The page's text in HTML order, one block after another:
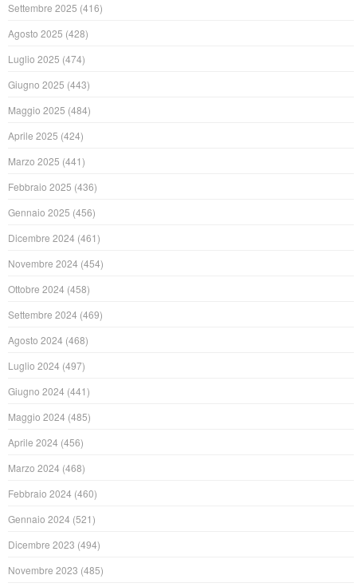
Settembre 2025 (416)
Agosto 2025 (428)
Luglio 2025 (474)
Giugno 2025 (443)
Maggio 2025 (484)
Aprile 2025 (424)
Marzo 2025 (441)
Febbraio 2025 (436)
Gennaio 2025 (456)
Dicembre 2024 (461)
Novembre 2024 (454)
Ottobre 2024 (458)
Settembre 2024 (469)
Agosto 2024 (468)
Luglio 2024 (497)
Giugno 2024 (441)
Maggio 2024 (485)
Aprile 2024 (456)
Marzo 2024 (468)
Febbraio 2024 (460)
Gennaio 2024 (521)
Dicembre 2023 (494)
Novembre 2023 (485)